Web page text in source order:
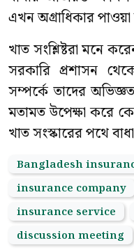
এখন অগ্রাধিকার পাওয়া
খাত সংশ্লিষ্টরা মনে
সরকারি প্রশাসন
সম্পর্কে তাদের
মতামত উপেক্ষা করে
খাত সংস্কারের পথে
Bangladesh
insurance company
insurance service
discussion meeting